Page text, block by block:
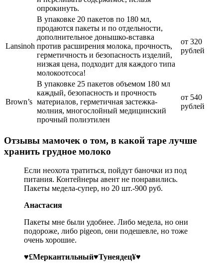
опрокинуть.
Lansinoh
В упаковке 20 пакетов по 180 мл,
продаются пакеты и по отдельности,
дополнительное донышко-вставка
против расширения молока, прочность,
герметичность и безопасность изделий,
низкая цена, подходит для каждого типа
молокоотсоса!
от 320
рублей
Brown’s
В упаковке 25 пакетов объемом 180 мл
каждый, безопасность и прочность
материалов, герметичная застежка-
молния, многослойный медицинский
прочный полиэтилен
от 540
рублей
Отзывы мамочек о том, в какой таре лучше
хранить грудное молоко
Если неохота тратиться, пойдут баночки из под
питания. Контейнеры авент не понравились.
Пакеты медела-супер, но 20 шт.-900 руб.
Анастасия
Пакеты мне были удобнее. Либо медела, но они
подороже, либо pigeon, они подешевле, но тоже
очень хорошие.
♥£Меркантильный♥Тунеядец¥♥